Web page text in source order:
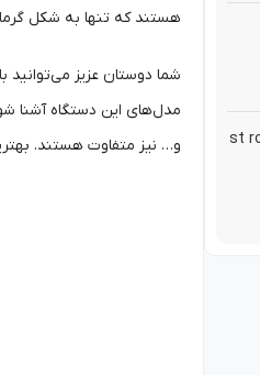
هستند که تنها به شکل
شما دوستان عزیز می‌توانید
مدل‌های این دستگاه آشنا
و… نیز متفاوت هستند.